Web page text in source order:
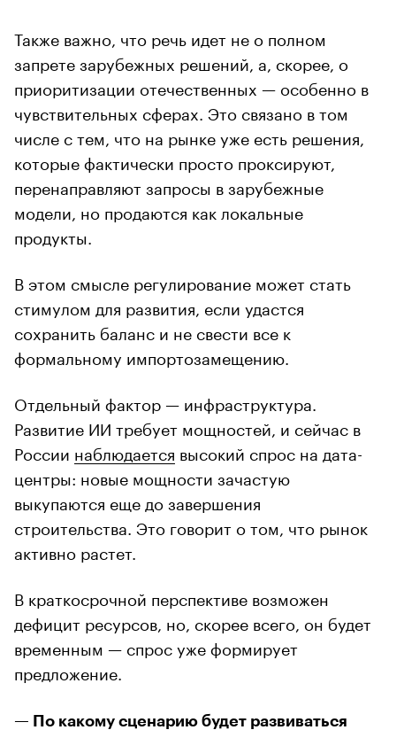
Также важно, что речь идет не о полном
запрете зарубежных решений, а, скорее, о
приоритизации отечественных — особенно в
чувствительных сферах. Это связано в том
числе с тем, что на рынке уже есть решения,
которые фактически просто проксируют,
перенаправляют запросы в зарубежные
модели, но продаются как локальные
продукты.
В этом смысле регулирование может стать
стимулом для развития, если удастся
сохранить баланс и не свести все к
формальному импортозамещению.
Отдельный фактор — инфраструктура.
Развитие ИИ требует мощностей, и сейчас в
России наблюдается высокий спрос на дата-
центры: новые мощности зачастую
выкупаются еще до завершения
строительства. Это говорит о том, что рынок
активно растет.
В краткосрочной перспективе возможен
дефицит ресурсов, но, скорее всего, он будет
временным — спрос уже формирует
предложение.
— По какому сценарию будет развиваться